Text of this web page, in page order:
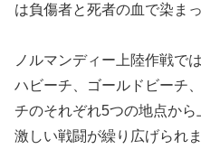
は負傷者と死者の血で染ま
ノルマンディー上陸作戦で
ハビーチ、ゴールドビーチ
チのそれぞれ5つの地点か
激しい戦闘が繰り広げられま